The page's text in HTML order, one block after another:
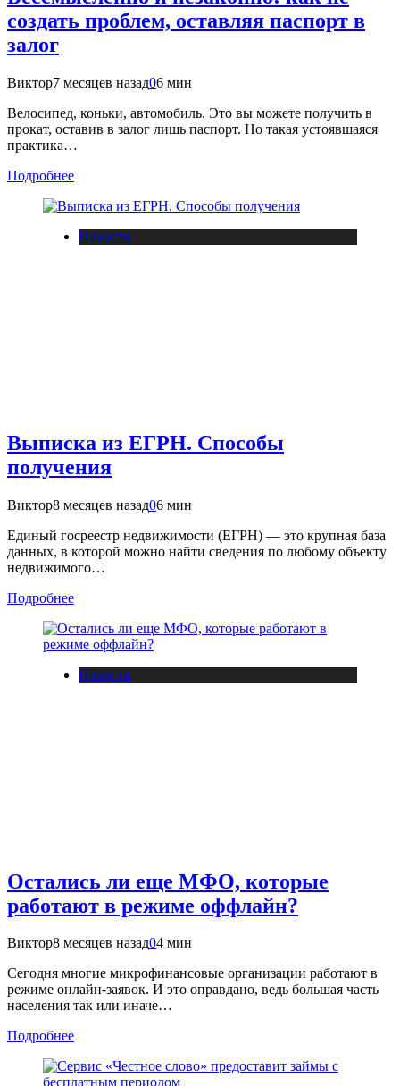
создать проблем, оставляя паспорт в
залог
Виктор7 месяцев назад06 мин
Велосипед, коньки, автомобиль. Это вы можете получить в
прокат, оставив в залог лишь паспорт. Но такая устоявшаяся
практика…
Подробнее
Новости
Выписка из ЕГРН. Способы
получения
Виктор8 месяцев назад06 мин
Единый госреестр недвижимости (ЕГРН) — это крупная база
данных, в которой можно найти сведения по любому объекту
недвижимого…
Подробнее
Новости
Остались ли еще МФО, которые
работают в режиме оффлайн?
Виктор8 месяцев назад04 мин
Сегодня многие микрофинансовые организации работают в
режиме онлайн-заявок. И это оправдано, ведь большая часть
населения так или иначе…
Подробнее